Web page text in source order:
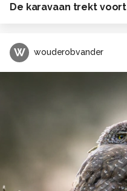
De karavaan trekt voort
W wouderobvander